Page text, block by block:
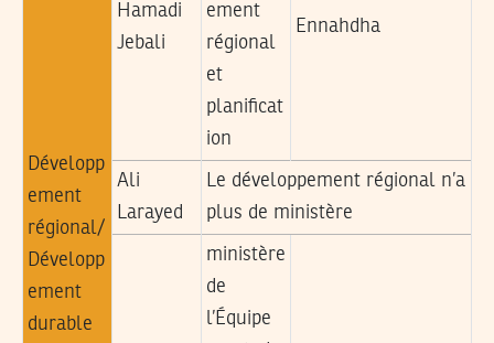
Développ
ement
régional/
Développ
ement
durable
Hamadi
Jebali
ement
régional
et
planificat
ion
Ennahdha
Ali
Larayed
Le développement régional n’a
plus de ministère
ministère
de
l’Équipe